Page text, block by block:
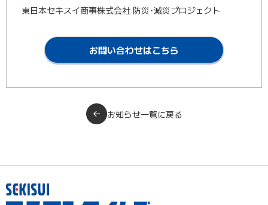
東日本セキスイ商事株式会社 防災･減災プロジェクト
お問い合わせはこちら
お知らせ一覧に戻る